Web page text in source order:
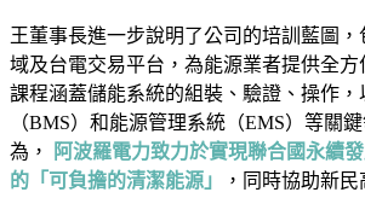
王董事長進一步說明了公司的培訓藍圖
域及台電交易平台，為能源業者提供全
課程涵蓋儲能系統的組裝、驗證、操作
（BMS）和能源管理系統（EMS）等關
為，
阿波羅電力致力於實現聯合國永續
的「可負擔的清潔能源」
，同時協助新